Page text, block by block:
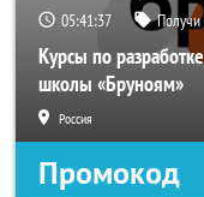
05:41:36
Курсы по
школы «Бруноям»
Россия
Промокод